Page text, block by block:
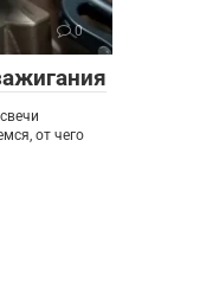
0
от чего